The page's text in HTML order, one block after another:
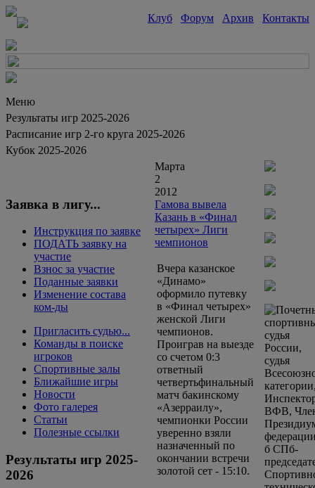
Клуб Форум Архив Контакты
Меню
Результаты игр 2025-2026
Расписание игр 2-го круга 2025-2026
Кубок 2025-2026
Заявка в лигу...
Инструкция по заявке
ПОДАТЬ заявку на
участие
Взнос за участие
Поданные заявки
Изменение состава
ком-ды
Пригласить судью...
Команды в поиске
игроков
Спортивные залы
Ближайшие игры
Новости
Фото галерея
Статьи
Полезные ссылки
Результаты игр 2025-
2026
Марта
2
2012
Гамова вывела
Казань в «Финал
четырех» Лиги
чемпионов
Вчера казанское
«Динамо»
оформило путевку
в «Финал четырех»
женской Лиги
чемпионов.
Проиграв на выезде
со счетом 0:3
ответный
четвертьфинальный
матч бакинскому
«Азерраилу»,
чемпионки России
уверенно взяли
назначенный по
окончании встречи
золотой сет - 15:10.